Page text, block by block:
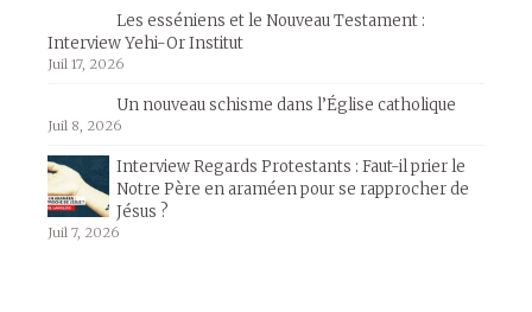
Les esséniens et le Nouveau Testament :
Interview Yehi-Or Institut
Juil 17, 2026
Un nouveau schisme dans l’Église catholique
Juil 8, 2026
Interview Regards Protestants : Faut-il prier le
Notre Père en araméen pour se rapprocher de
Jésus ?
Juil 7, 2026